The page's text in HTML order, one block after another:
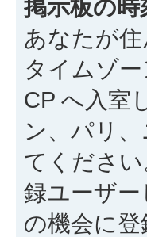
掲示板の
あなたが
タイムゾ
CP へ入室
ン、パリ
てくださ
録ユーザ
の機会に